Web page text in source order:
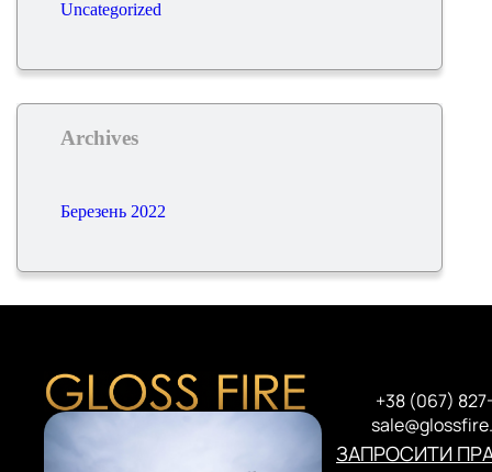
Uncategorized
Archives
Березень 2022
+38 (067)
ЗАПРОСИТИ